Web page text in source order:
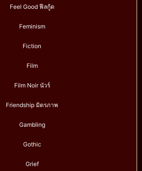
Feel Good ฟีลกู้ด
Feminism
Fiction
Film
Film Noir นัวร์
Friendship มิตรภาพ
Gambling
Gothic
Grief